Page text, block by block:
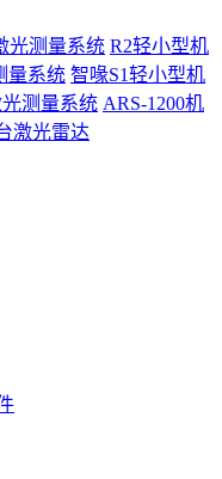
光测量系统 R2轻小型机
量系统 智喙S1轻小型机
测量系统 ARS-1200机
激光雷达